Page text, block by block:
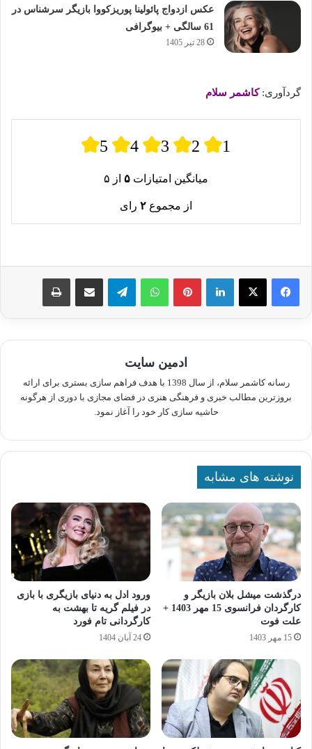
عکس ازدواج پائولینا پوریزکووا بازیگر سرشناس در
61 سالگی + بیوگرافی
28 تیر 1405
گردآوری:کاشمر سلام
5 4 3 2 1
میانگین امتیازات ۵ از ۵
از مجموع ۲ رای
لینکدین پینترستواتس آپ تلگرام اشتراک گذاری از طریق ایمیل چاپ
ادمین سایت
رسانه کاشمر سلام، از سال 1398 با هدف فراهم سازی بستری برای ارائه
بروزترین مطالب خبری و فرهنگی هنری در فضای مجازی با دوری از هرگونه
حاشیه سازی کار خود را آغاز نمود.
نوشته های مشابه
درگذشت میشل بلان بازیگر و
کارگردان فرانسوی 15 مهر 1403 +
علت فوت
15 مهر 1403
ورود ادل به دنیای بازیگری با بازی
در فیلم گریه تا بهشت به
کارگردانی تام فورد
24 آبان 1404